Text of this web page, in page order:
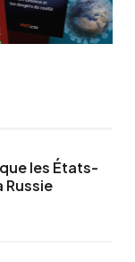
les États-
Russie